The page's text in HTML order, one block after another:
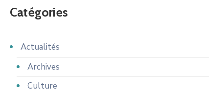
Catégories
Actualités
Archives
Culture